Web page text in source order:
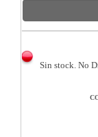
Sin stock. No